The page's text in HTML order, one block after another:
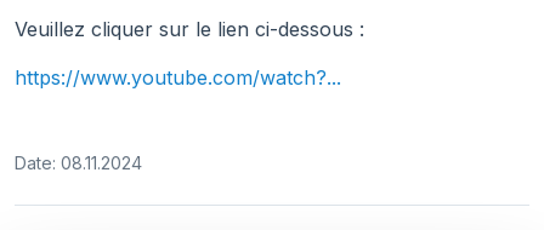
Veuillez cliquer sur le lien ci-dessous :
https://www.youtube.com/watch?...
Date: 08.11.2024